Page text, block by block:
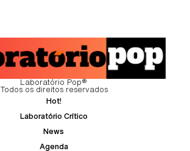
Laboratório Pop®
Todos os direitos reservados
Hot!
Laboratório Crítico
News
Agenda